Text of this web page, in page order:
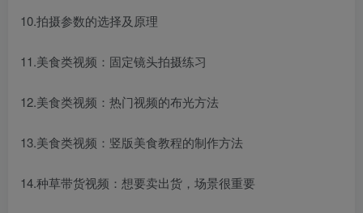
10.拍摄参数的选择及原理
11.美食类视频：固定镜头拍摄练习
12.美食类视频：热门视频的布光方法
13.美食类视频：竖版美食教程的制作方法
14.种草带货视频：想要卖出货，场景很重要